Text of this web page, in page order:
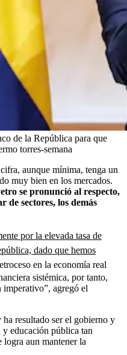
de la República para que
torres-semana
aunque mínima, tenga un
muy bien en los mercados.
se pronunció al respecto,
de sectores, los demás
por la elevada tasa de
dado que hemos
en la economía real
sistémica, por tanto,
agregó el
resultado ser el gobierno y
educación pública tan
aun mantener la